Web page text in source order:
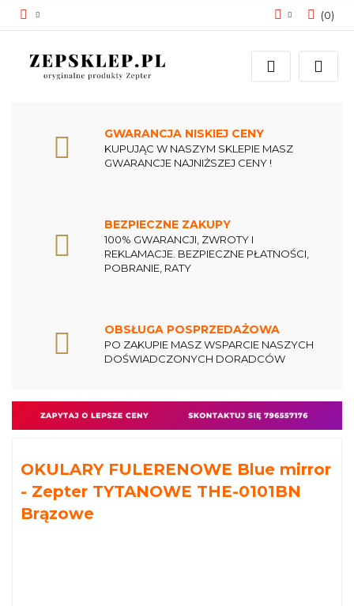
Zaloguj się
Zarejestruj się
(0)
GWARANCJA NISKIEJ CENY
KUPUJĄC W NASZYM SKLEPIE MASZ
GWARANCJE NAJNIŻSZEJ CENY !
BEZPIECZNE ZAKUPY
100% GWARANCJI, ZWROTY I
REKLAMACJE. BEZPIECZNE PŁATNOŚCI,
POBRANIE, RATY
OBSŁUGA POSPRZEDAŻOWA
PO ZAKUPIE MASZ WSPARCIE NASZYCH
DOŚWIADCZONYCH DORADCÓW
OKULARY FULERENOWE Blue mirror
- Zepter TYTANOWE THE-0101BN
Brązowe